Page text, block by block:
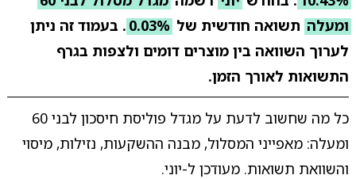
ומעלה תשואה חודשית של 0.03% . בעמוד זה ניתן
לערוך השוואה בין מוצרים דומים ולצפות בגרף
התשואות לאורך הזמן.
כל מה שחשוב לדעת על מגדל פוליסת חיסכון לבני 60
ומעלה: מאפייני המסלול, מבנה ההשקעות, נזילות, מיסוי
והשוואת תשואות. מעודכן ל-יוני.